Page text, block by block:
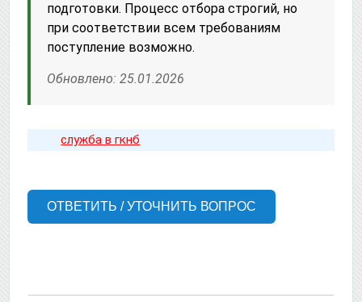
подготовки. Процесс отбора строгий, но
при соответствии всем требованиям
поступление возможно.
Обновлено: 25.01.2026
служба в гкнб
ОТВЕТИТЬ / УТОЧНИТЬ ВОПРОС